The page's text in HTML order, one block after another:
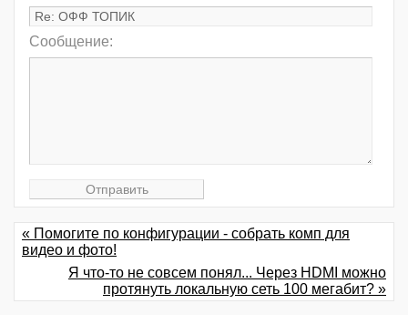
Сообщение:
« Помогите по конфигурации - собрать комп для
видео и фото!
Я что-то не совсем понял... Через HDMI можно
протянуть локальную сеть 100 мегабит? »